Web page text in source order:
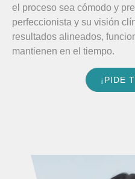
el proceso sea cómodo y
perfeccionista y su visión
resultados alineados,
mantienen en el tiempo.
¡PIDE